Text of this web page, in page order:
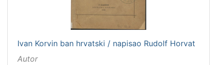
Ivan Korvin ban hrvatski / napisao Rudolf Horvat
Autor